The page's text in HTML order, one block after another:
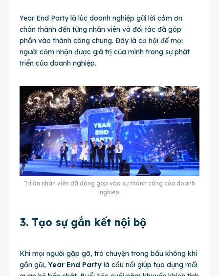
Year End Party là lúc doanh nghiệp gửi lời cảm ơn
chân thành đến từng nhân viên và đối tác đã góp
phần vào thành công chung. Đây là cơ hội để mọi
người cảm nhận được giá trị của mình trong sự phát
triển của doanh nghiệp.
Tri ân nhân viên đã đóng góp vào sự thành công của doanh
nghiệp
3. Tạo sự gắn kết nội bộ
Khi mọi người gặp gỡ, trò chuyện trong bầu không khí
gần gũi, Year End Party là cầu nối giúp tạo dựng mối